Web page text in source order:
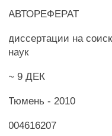
АВТОРЕФЕРАТ
диссертации на
наук
~ 9 ДЕК
Тюмень - 2010
004616207